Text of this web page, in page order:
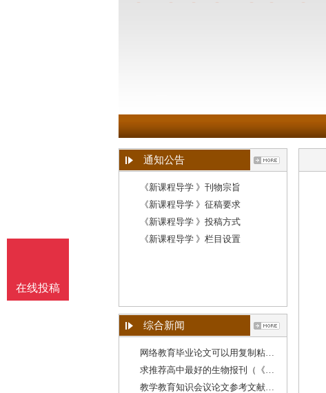
通知公告
《新课程导学 》刊物宗旨
《新课程导学 》征稿要求
《新课程导学 》投稿方式
《新课程导学 》栏目设置
综合新闻
网络教育毕业论文可以用复制粘贴吗（学校教育
求推荐高中最好的生物报刊（《教育教学》期刊
教学教育知识会议论文参考文献格式（教育类论
在线投稿